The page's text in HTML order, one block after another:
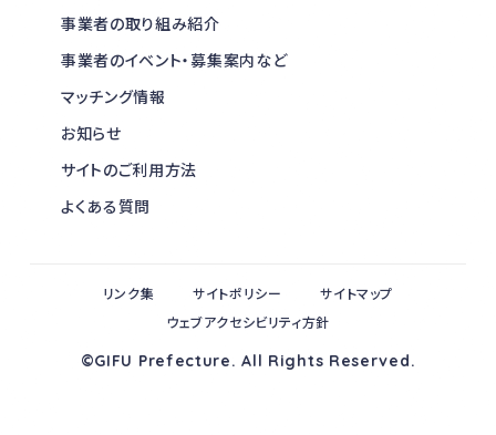
事業者の取り組み紹介
事業者のイベント・募集案内など
マッチング情報
お知らせ
サイトのご利用方法
よくある質問
©GIFU Prefecture. All Rights Reserved.
リンク集 サイトポリシー
サイトマップ
ウェブアクセシビリティ方針